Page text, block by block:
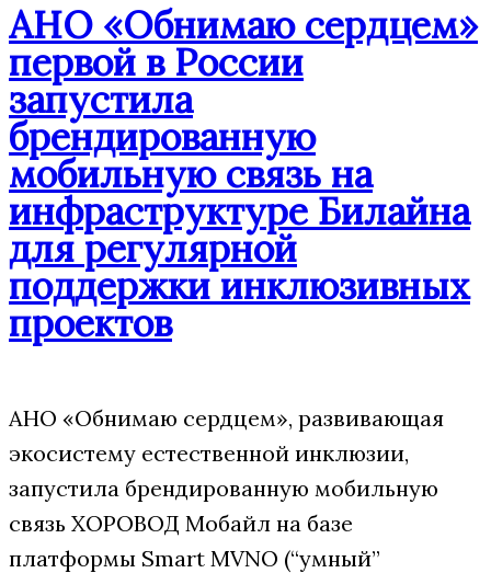
АНО «Обнимаю сердцем»
первой в России
запустила
брендированную
мобильную связь на
инфраструктуре Билайна
для регулярной
поддержки инклюзивных
проектов
АНО «Обнимаю сердцем», развивающая
экосистему естественной инклюзии,
запустила брендированную мобильную
связь ХОРОВОД Мобайл на базе
платформы Smart MVNO (“умный”